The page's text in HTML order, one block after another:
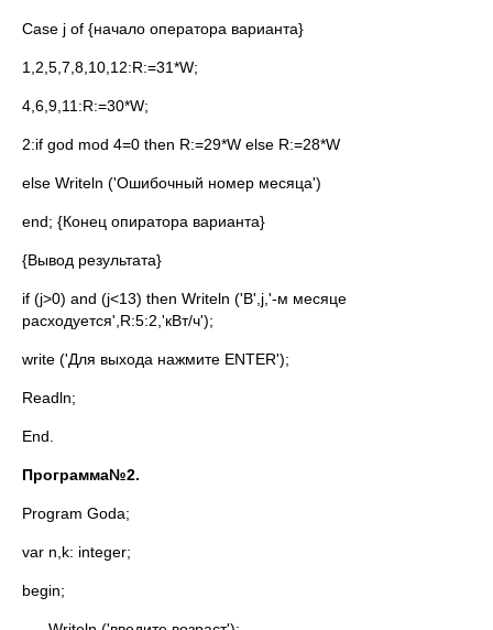
Case j of {начало оператора варианта}
1,2,5,7,8,10,12:R:=31*W;
4,6,9,11:R:=30*W;
2:if god mod 4=0 then R:=29*W else R:=28*W
else Writeln ('Ошибочный номер месяца')
end; {Конец опиратора варианта}
{Вывод результата}
if (j>0) and (j<13) then Writeln ('B',j,'-м месяце
расходуется',R:5:2,'кВт/ч');
write ('Для выхода нажмите ENTER');
Readln;
End.
Программа№2.
Program Goda;
var n,k: integer;
begin;